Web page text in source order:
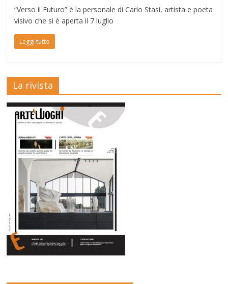
“Verso il Futuro” è la personale di Carlo Stasi, artista e poeta
visivo che si è aperta il 7 luglio
Leggi tutto
La rivista